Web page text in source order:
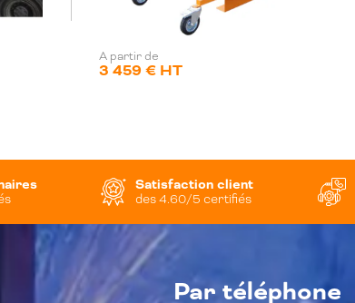
A partir de
3 459 € HT
Satisfaction client
des 4.60/5 certifiés
Par téléphone